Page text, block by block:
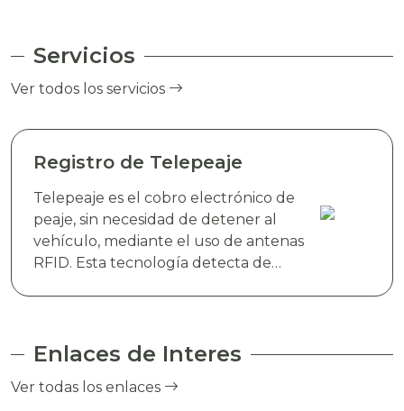
Servicios
Ver todos los servicios
Registro de Telepeaje
Telepeaje es el cobro electrónico de
peaje, sin necesidad de detener al
vehículo, mediante el uso de antenas
RFID. Esta tecnología detecta de
el cobro de peaje a través del debito
usuario.
Enlaces de Interes
Ver todas los enlaces